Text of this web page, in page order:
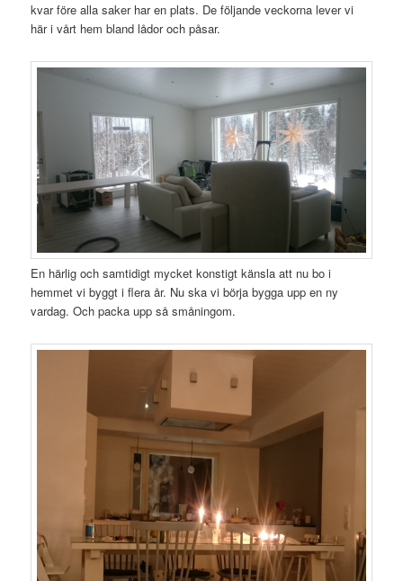
kvar före alla saker har en plats. De följande veckorna lever vi
här i vårt hem bland lådor och påsar.
En härlig och samtidigt mycket konstigt känsla att nu bo i
hemmet vi byggt i flera år. Nu ska vi börja bygga upp en ny
vardag. Och packa upp så småningom.